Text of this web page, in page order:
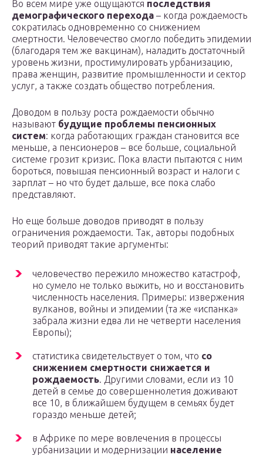
Во всем мире уже ощущаются последствия
демографического перехода – когда рождаемость
сократилась одновременно со снижением
смертности. Человечество смогло победить эпидемии
(благодаря тем же вакцинам), наладить достаточный
уровень жизни, простимулировать урбанизацию,
права женщин, развитие промышленности и сектор
услуг, а также создать общество потребления.
Доводом в пользу роста рождаемости обычно
называют будущие проблемы пенсионных
систем: когда работающих граждан становится все
меньше, а пенсионеров – все больше, социальной
системе грозит кризис. Пока власти пытаются с ним
бороться, повышая пенсионный возраст и налоги с
зарплат – но что будет дальше, все пока слабо
представляют.
Но еще больше доводов приводят в пользу
ограничения рождаемости. Так, авторы подобных
теорий приводят такие аргументы:
человечество пережило множество катастроф,
но сумело не только выжить, но и восстановить
численность населения. Примеры: извержения
вулканов, войны и эпидемии (та же «испанка»
забрала жизни едва ли не четверти населения
Европы);
статистика свидетельствует о том, что со
снижением смертности снижается и
рождаемость. Другими словами, если из 10
детей в семье до совершеннолетия доживают
все 10, в ближайшем будущем в семьях будет
гораздо меньше детей;
в Африке по мере вовлечения в процессы
урбанизации и модернизации население